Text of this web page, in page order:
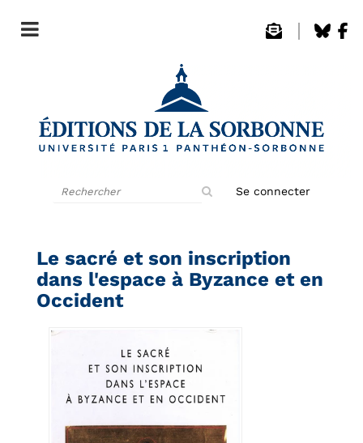
Se connecter
Le sacré et son inscription
dans l'espace à Byzance et en
Occident